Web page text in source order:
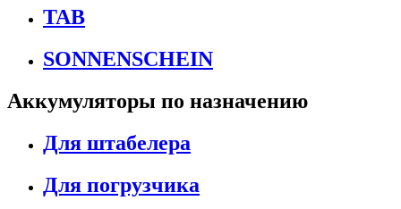
TAB
SONNENSCHEIN
Аккумуляторы по назначению
Для штабелера
Для погрузчика